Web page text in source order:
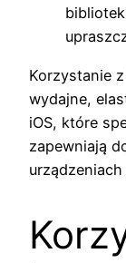
Korzystanie
wydajne,
iOS, które
zapewniają
urządzeniach